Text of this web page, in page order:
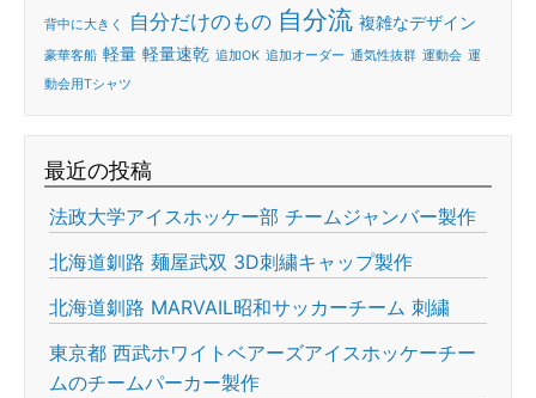
背中に大きく 自分だけのもの 自分流 複雑なデザイン
豪華客船 軽量 軽量速乾 追加OK 追加オーダー 通気性抜群 運動会 運
動会用Tシャツ
最近の投稿
法政大学アイスホッケー部 チームジャンバー製作
北海道釧路 麺屋武双 3D刺繍キャップ製作
北海道釧路 MARVAIL昭和サッカーチーム 刺繍
東京都 西武ホワイトベアーズアイスホッケーチー
ムのチームパーカー製作